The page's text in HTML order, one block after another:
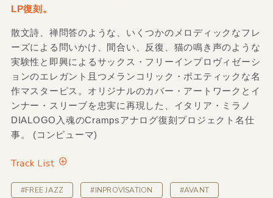
LP復刻。
散文詩、禅問答のような、いくつかのメロディックなフレ
ーズによる問いかけ、間合い、反復、猫の鳴き声のような
実験性と即興によるサックス・フリーインプロヴィゼーシ
ョンのエレガント且つメランコリック・ポエティックな名
作マスターピス。オリジナルのカバー・アートワークとイ
ンナー・スリーブを忠実に再現した、イタリア・ミラノ
DIALOGO入魂のCrampsアナログ復刻プロジェクト名仕
事。 (コンピューマ)
Track List
#FREE JAZZ #INPROVISATION #AVANT